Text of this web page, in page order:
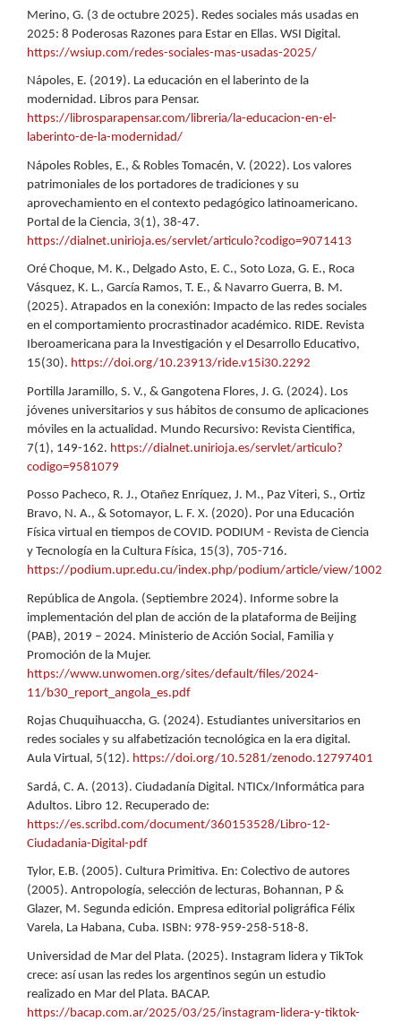
Merino, G. (3 de octubre 2025). Redes sociales más usadas en
2025: 8 Poderosas Razones para Estar en Ellas. WSI Digital.
https://wsiup.com/redes-sociales-mas-usadas-2025/
Nápoles, E. (2019). La educación en el laberinto de la
modernidad. Libros para Pensar.
https://librosparapensar.com/libreria/la-educacion-en-el-
laberinto-de-la-modernidad/
Nápoles Robles, E., & Robles Tomacén, V. (2022). Los valores
patrimoniales de los portadores de tradiciones y su
aprovechamiento en el contexto pedagógico latinoamericano.
Portal de la Ciencia, 3(1), 38-47.
https://dialnet.unirioja.es/servlet/articulo?codigo=9071413
Oré Choque, M. K., Delgado Asto, E. C., Soto Loza, G. E., Roca
Vásquez, K. L., García Ramos, T. E., & Navarro Guerra, B. M.
(2025). Atrapados en la conexión: Impacto de las redes sociales
en el comportamiento procrastinador académico. RIDE. Revista
Iberoamericana para la Investigación y el Desarrollo Educativo,
15(30). https://doi.org/10.23913/ride.v15i30.2292
Portilla Jaramillo, S. V., & Gangotena Flores, J. G. (2024). Los
jóvenes universitarios y sus hábitos de consumo de aplicaciones
móviles en la actualidad. Mundo Recursivo: Revista Cientifica,
7(1), 149-162. https://dialnet.unirioja.es/servlet/articulo?
codigo=9581079
Posso Pacheco, R. J., Otañez Enríquez, J. M., Paz Viteri, S., Ortiz
Bravo, N. A., & Sotomayor, L. F. X. (2020). Por una Educación
Física virtual en tiempos de COVID. PODIUM - Revista de Ciencia
y Tecnología en la Cultura Física, 15(3), 705-716.
https://podium.upr.edu.cu/index.php/podium/article/view/1002
República de Angola. (Septiembre 2024). Informe sobre la
implementación del plan de acción de la plataforma de Beijing
(PAB), 2019 – 2024. Ministerio de Acción Social, Familia y
Promoción de la Mujer.
https://www.unwomen.org/sites/default/files/2024-
11/b30_report_angola_es.pdf
Rojas Chuquihuaccha, G. (2024). Estudiantes universitarios en
redes sociales y su alfabetización tecnológica en la era digital.
Aula Virtual, 5(12). https://doi.org/10.5281/zenodo.12797401
Sardá, C. A. (2013). Ciudadanía Digital. NTICx/Informática para
Adultos. Libro 12. Recuperado de:
https://es.scribd.com/document/360153528/Libro-12-
Ciudadania-Digital-pdf
Tylor, E.B. (2005). Cultura Primitiva. En: Colectivo de autores
(2005). Antropología, selección de lecturas, Bohannan, P &
Glazer, M. Segunda edición. Empresa editorial poligráfica Félix
Varela, La Habana, Cuba. ISBN: 978-959-258-518-8.
Universidad de Mar del Plata. (2025). Instagram lidera y TikTok
crece: así usan las redes los argentinos según un estudio
realizado en Mar del Plata. BACAP.
https://bacap.com.ar/2025/03/25/instagram-lidera-y-tiktok-